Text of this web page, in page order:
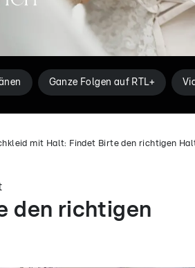
Ganze Folgen auf RTL+
mit Halt: Findet Birte den richtigen
den richtigen